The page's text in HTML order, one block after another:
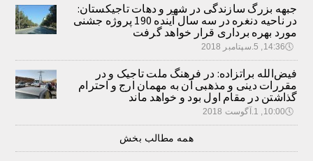
جبهه بزرگ سازندگی در شهر و دهات تاجیکستان:
در ناحیه دنغره در سه سال آینده 190 پروژه جشنی
مورد بهره برداری قرار خواهد گرفت
🕔14:36, 5.سپتامبر 2018
فیض‌الله براتزاده: در فرهنگ ملت تاجیک و در
مقررات دینی و مذهبی آن به مهمان ارج و احترام
گذاشتن در مقام اول بود و خواهد ماند
🕔10:00, 1.آگوست 2018
همه مطالب بخش